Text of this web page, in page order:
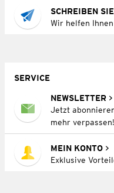
SCHREIBEN
Wir helfen
SERVICE
NEWSLETTER
Jetzt
mehr verpassen!
MEIN KONTO
Exklusive